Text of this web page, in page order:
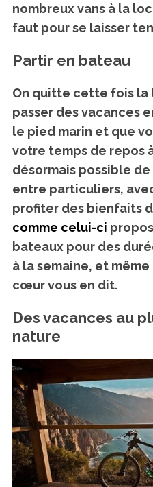
nombreux vans à la
faut pour se laisser
Partir en bateau
On quitte cette fois la
passer des vacances
le pied marin et que
votre temps de repos
désormais possible
entre particuliers,
profiter des bienfaits
comme celui-ci
bateaux pour des
à la semaine, et
cœur vous en dit.
Des vacances au
nature